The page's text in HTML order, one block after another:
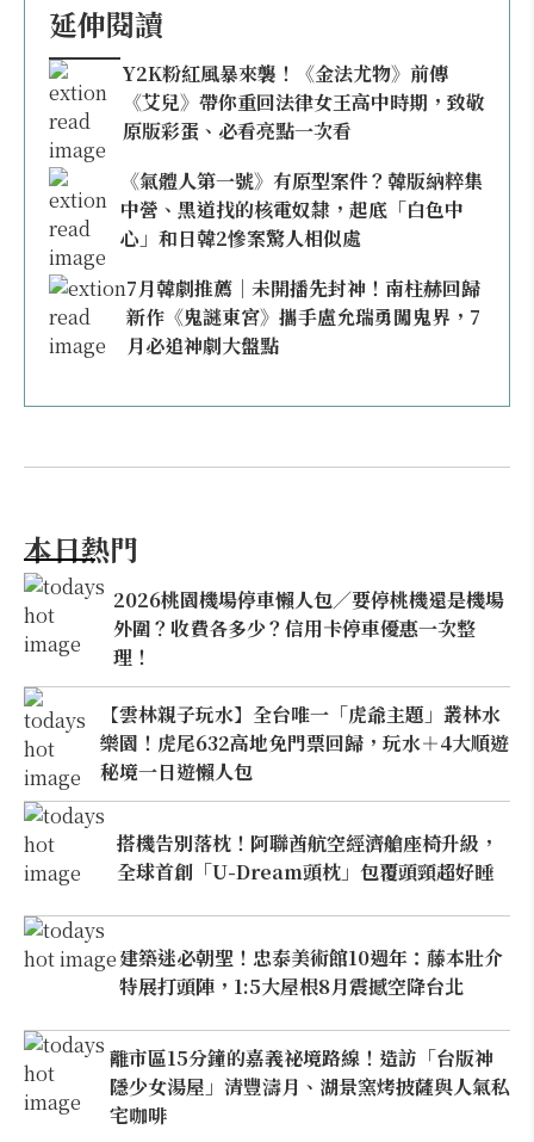
延伸閱讀
Y2K粉紅風暴來襲！《金法尤物》前傳
《艾兒》帶你重回法律女王高中時期，致敬
原版彩蛋、必看亮點一次看
《氣體人第一號》有原型案件？韓版納粹集
中營、黑道找的核電奴隸，起底「白色中
心」和日韓2慘案驚人相似處
7月韓劇推薦｜未開播先封神！南柱赫回歸
新作《鬼謎東宮》攜手盧允瑞勇闖鬼界，7
月必追神劇大盤點
本日熱門
2026桃園機場停車懶人包／要停桃機還是機場
外圍？收費各多少？信用卡停車優惠一次整
理！
【雲林親子玩水】全台唯一「虎爺主題」叢林水
樂園！虎尾632高地免門票回歸，玩水＋4大順遊
秘境一日遊懶人包
搭機告別落枕！阿聯酋航空經濟艙座椅升級，
全球首創「U-Dream頭枕」包覆頭頸超好睡
建築迷必朝聖！忠泰美術館10週年：藤本壯介
特展打頭陣，1:5大屋根8月震撼空降台北
離市區15分鐘的嘉義祕境路線！造訪「台版神
隱少女湯屋」清豐濤月、湖景窯烤披薩與人氣私
宅咖啡